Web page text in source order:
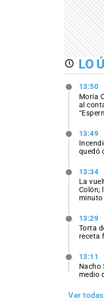
LO
13:50
Moria
al
13:49
quedó
13:34
La
Colón;
minuto
13:29
Torta
receta
13:11
Nacho
medio
Ver